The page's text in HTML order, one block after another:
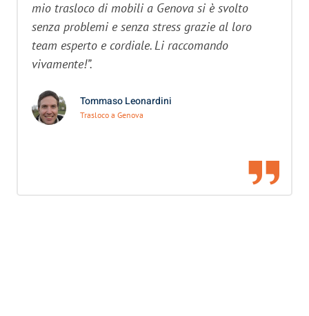
mio trasloco di mobili a Genova si è svolto
senza problemi e senza stress grazie al loro
team esperto e cordiale. Li raccomando
vivamente!”.
Tommaso Leonardini
Trasloco a Genova